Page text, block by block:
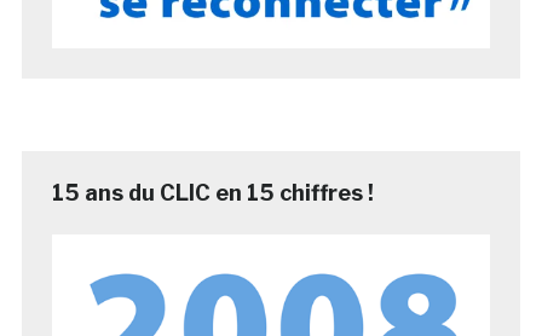
15 ans du CLIC en 15 chiffres !